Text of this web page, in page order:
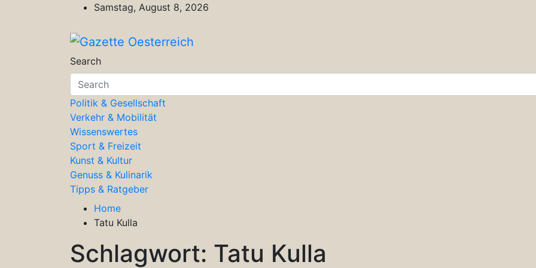
Samstag, August 8, 2026
Gazette Oesterreich
Magazin für Freizeit, Politik, Kultur & Wissenschaft
Search
Politik & Gesellschaft
Verkehr & Mobilität
Wissenswertes
Sport & Freizeit
Kunst & Kultur
Genuss & Kulinarik
Tipps & Ratgeber
Home
Tatu Kulla
Schlagwort: Tatu Kulla